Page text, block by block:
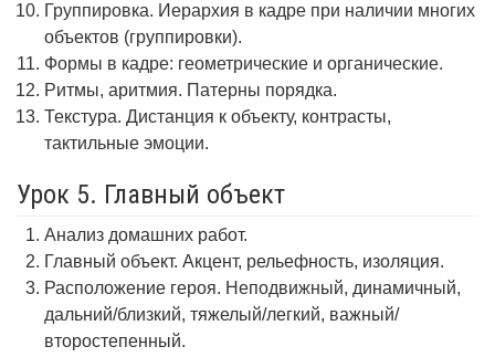
Группировка. Иерархия в кадре при наличии многих
объектов (группировки).
Формы в кадре: геометрические и органические.
Ритмы, аритмия. Патерны порядка.
Текстура. Дистанция к объекту, контрасты,
тактильные эмоции.
Урок 5. Главный объект
Анализ домашних работ.
Главный объект. Акцент, рельефность, изоляция.
Расположение героя. Неподвижный, динамичный,
дальний/близкий, тяжелый/легкий, важный/
второстепенный.